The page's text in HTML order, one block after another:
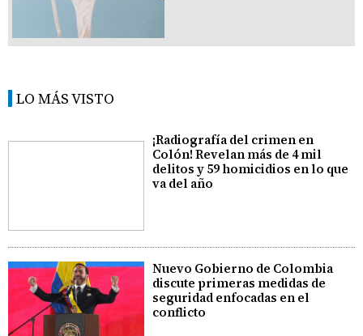
LO MÁS VISTO
¡Radiografía del crimen en
Colón! Revelan más de 4 mil
delitos y 59 homicidios en lo que
va del año
Nuevo Gobierno de Colombia
discute primeras medidas de
seguridad enfocadas en el
conflicto